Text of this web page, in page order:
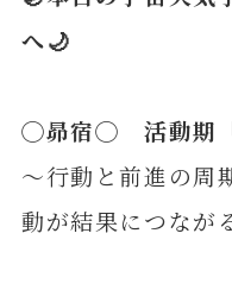
へ🌙
◯昴宿◯ 活動期
～行動と前進の
動が結果につなが